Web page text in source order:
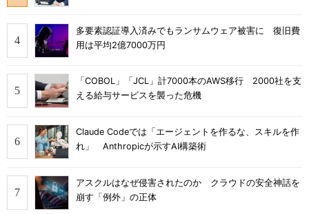
多要素認証導入済みでもランサムウェア被害に 復旧費
用は平均2億7000万円
「COBOL」「JCL」計7000本のAWS移行 2000社を支
える給与サービスを襲った危機
Claude Codeでは「エージェントを作るな、スキルを作
れ」 Anthropicが示すAI構築術
アスクルはなぜ侵害されたのか クラウドの安全神話を
崩す「例外」の正体